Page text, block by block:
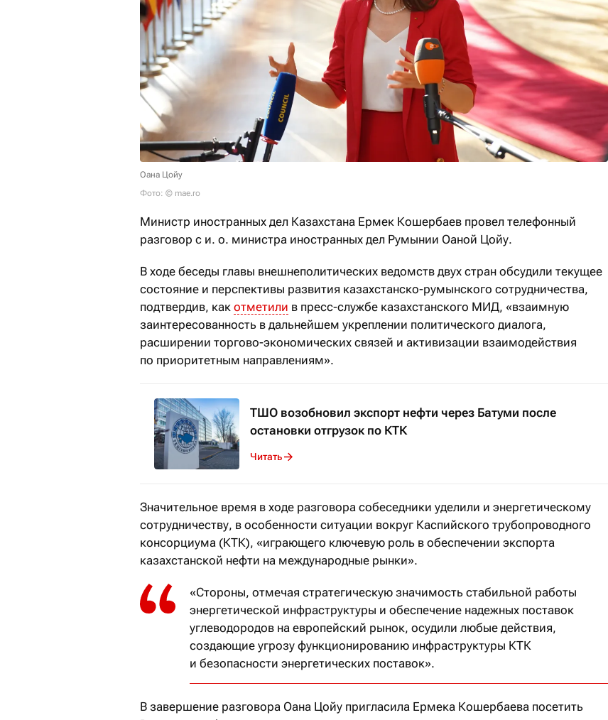
Оана Цойу
Фото: © mae.ro
Министр иностранных дел Казахстана Ермек Кошербаев провел телефонный
разговор с и. о. министра иностранных дел Румынии Оаной Цойу.
В ходе беседы главы внешнеполитических ведомств двух стран обсудили текущее
состояние и перспективы развития казахстанско-румынского сотрудничества,
подтвердив, как отметили в пресс-службе казахстанского МИД, «взаимную
заинтересованность в дальнейшем укреплении политического диалога,
расширении торгово-экономических связей и активизации взаимодействия
по приоритетным направлениям».
ТШО возобновил экспорт нефти через Батуми после
остановки отгрузок по КТК
Читать
Значительное время в ходе разговора собеседники уделили и энергетическому
сотрудничеству, в особенности ситуации вокруг Каспийского трубопроводного
консорциума (КТК), «играющего ключевую роль в обеспечении экспорта
казахстанской нефти на международные рынки».
«Стороны, отмечая стратегическую значимость стабильной работы
энергетической инфраструктуры и обеспечение надежных поставок
углеводородов на европейский рынок, осудили любые действия,
создающие угрозу функционированию инфраструктуры КТК
и безопасности энергетических поставок».
В завершение разговора Оана Цойу пригласила Ермека Кошербаева посетить